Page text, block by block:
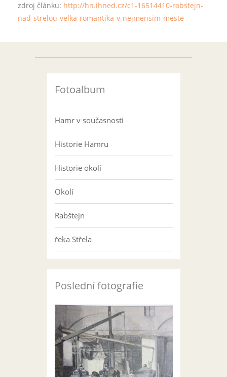
zdroj článku: http://hn.ihned.cz/c1-16514410-rabstejn-
nad-strelou-velka-romantika-v-nejmensim-meste
Fotoalbum
Hamr v současnosti
Historie Hamru
Historie okolí
Okolí
Rabštejn
řeka Střela
Poslední fotografie